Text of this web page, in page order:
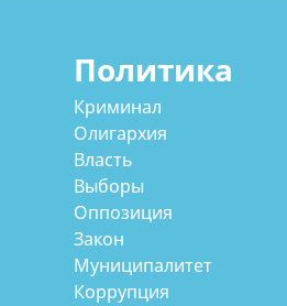
Политика
Криминал
Олигархия
Власть
Выборы
Оппозиция
Закон
Муниципалитет
Коррупция